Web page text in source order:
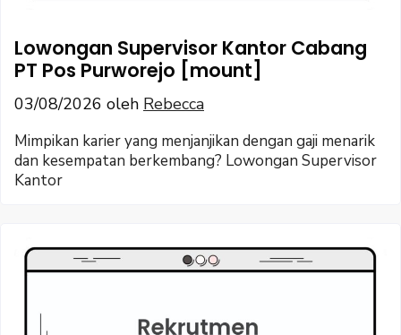
Lowongan Supervisor Kantor Cabang
PT Pos Purworejo [mount]
03/08/2026 oleh Rebecca
Mimpikan karier yang menjanjikan dengan gaji menarik
dan kesempatan berkembang? Lowongan Supervisor
Kantor